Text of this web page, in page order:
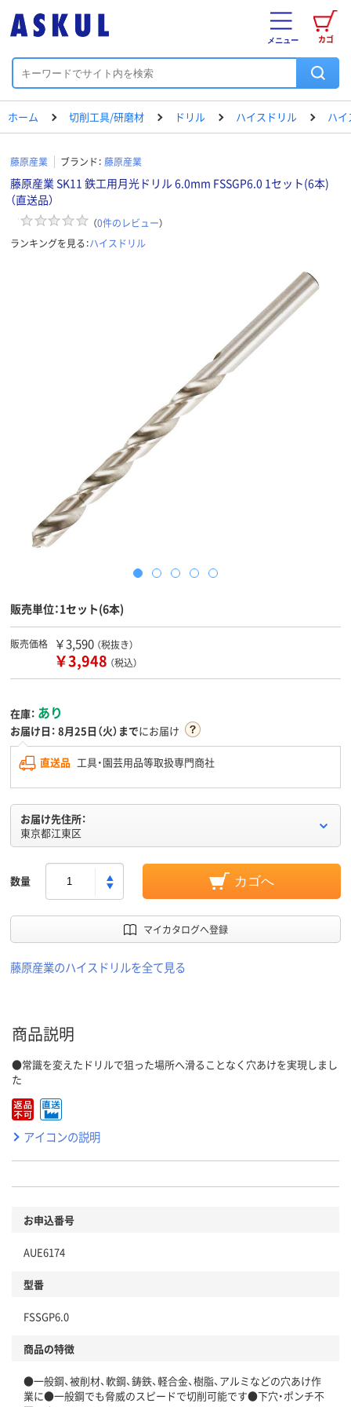
カゴ
メニュー
ホーム 切削工具/研磨材 ドリル ハイスドリル ハ
藤原産業 ブランド： 藤原産業
藤原産業 SK11 鉄工用月光ドリル 6.0mm FSSGP6.0 1セット(6本)
（直送品）
（0件のレビュー）
ランキングを見る：ハイスドリル
販売単位：1セット(6本)
販売価格 ￥3,590 （税抜き）
￥3,948 （税込）
在庫： あり
お届け日： 8月25日（火）までにお届け
直送品 工具・園芸用品等取扱専門商社
お届け先住所：
東京都江東区
数量 カゴへ
マイカタログへ登録
藤原産業のハイスドリルを全て見る
商品説明
●常識を変えたドリルで狙った場所へ滑ることなく穴あけを実現しまし
た
アイコンの説明
お申込番号
AUE6174
型番
FSSGP6.0
商品の特徴
●一般鋼、被削材、軟鋼、鋳鉄、軽合金、樹脂、アルミなどの穴あけ作
業に●一般鋼でも脅威のスピードで切削可能です●下穴・ポンチ不